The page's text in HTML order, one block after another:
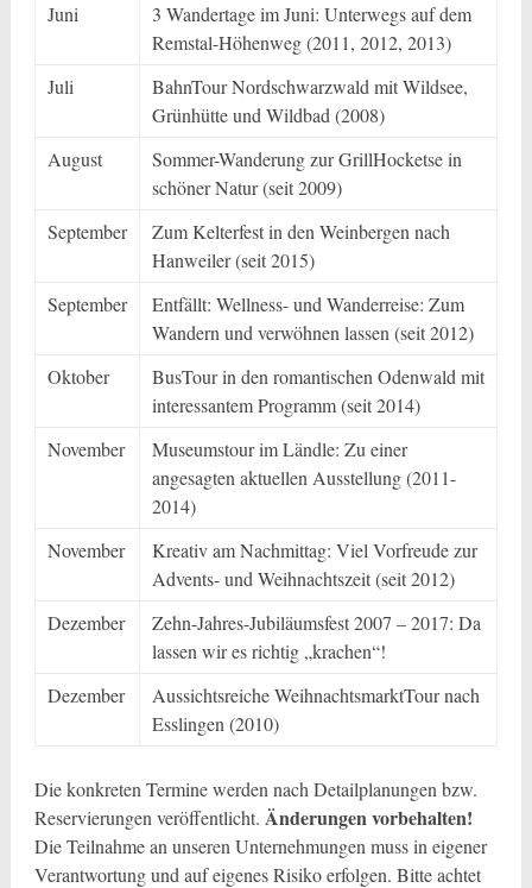
Juni
3 Wandertage im Juni: Unterwegs auf dem
Remstal-Höhenweg (2011, 2012, 2013)
Juli
BahnTour Nordschwarzwald mit Wildsee,
Grünhütte und Wildbad (2008)
August
Sommer-Wanderung zur GrillHocketse in
schöner Natur (seit 2009)
September
Zum Kelterfest in den Weinbergen nach
Hanweiler (seit 2015)
September
Entfällt: Wellness- und Wanderreise: Zum
Wandern und verwöhnen lassen (seit 2012)
Oktober
BusTour in den romantischen Odenwald mit
interessantem Programm (seit 2014)
November
Museumstour im Ländle: Zu einer
angesagten aktuellen Ausstellung (2011-
2014)
November
Kreativ am Nachmittag: Viel Vorfreude zur
Advents- und Weihnachtszeit (seit 2012)
Dezember
Zehn-Jahres-Jubiläumsfest 2007 – 2017: Da
lassen wir es richtig „krachen“!
Dezember
Aussichtsreiche WeihnachtsmarktTour nach
Esslingen (2010)
Die konkreten Termine werden nach Detailplanungen bzw.
Reservierungen veröffentlicht. Änderungen vorbehalten!
Die Teilnahme an unseren Unternehmungen muss in eigener
Verantwortung und auf eigenes Risiko erfolgen. Bitte achtet